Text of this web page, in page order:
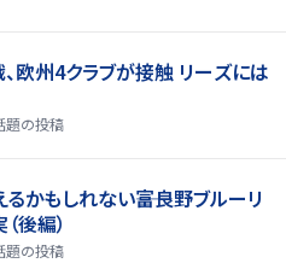
欧州4クラブが接触 リーズには
題の投稿
かもしれない――富良野ブルーリ
後編）
題の投稿